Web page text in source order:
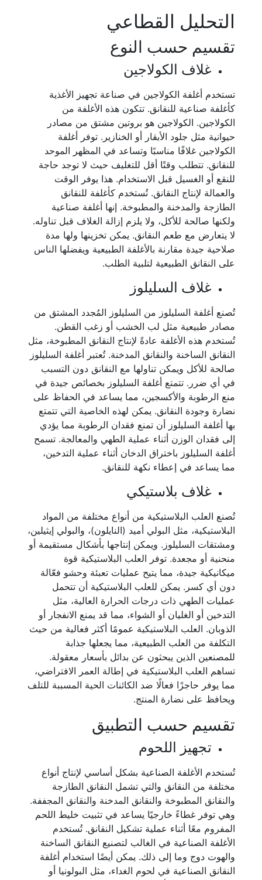
التحليل القطاعي
تقسيم حسب النوع
غلاف الكولاجين
تستخدم أغلفة الكولاجين في صناعة تجهيز الأغذية
كأغلفة صناعية للنقانق. تتكون هذه الأغلفة من
الكولاجين. الكولاجين هو بروتين مشتق من مصادر
حيوانية مثل جلود الأبقار أو الخنازير. توفر أغلفة
الكولاجين غلافًا مناسبًا وتساعد في المظهر الموحد
للنقانق. تتطلب وقتًا أقل للتغليف حيث لا توجد حاجة
للنقع أو الغسيل قبل الاستخدام. هذا يوفر الوقت
والعمالة لإنتاج النقانق. تُستخدم كأغلفة للنقانق
الطازجة والمدخنة والمطبوخة. إنها أغلفة صناعية
ولكنها صالحة للأكل، ولا يلزم إزالة الغلاف قبل تناوله.
لا يتعارض مع طعم النقانق. يمكن تخزينها ولها مدة
صلاحية جيدة مقارنة بالأغلفة الطبيعية ويفضلها الناس
على النقانق الطبيعية لتلبية الطلب.
غلاف السليلوز
تُصنع أغلفة السليلوز من السليلوز المُجدد المشتق من
مصادر طبيعية مثل لب الخشب أو زغب القطن.
تُستخدم هذه الأغلفة عادةً لإنتاج النقانق المطبوخة، مثل
النقانق الساخنة والنقانق المدخنة. تُعتبر أغلفة السليلوز
صالحة للأكل ويمكن تناولها مع النقانق دون التسبب
في أي ضرر. تتمتع أغلفة السليلوز بخصائص جيدة في
منع الرطوبة والأكسجين، مما يساعد في الحفاظ على
نضارة وجودة النقانق. يمكن لهذه الخاصية التي تتمتع
بها أغلفة السليلوز أن تمنع فقدان الرطوبة مما يؤدي
إلى فقدان الوزن أثناء عملية الطهي والمعالجة. تسمح
أغلفة السليلوز باختراق الدخان أثناء عملية التدخين،
مما يساعد في إعطاء نكهة للنقانق.
غلاف بلاستيكي
تُصنع العلب البلاستيكية من أنواع مختلفة من المواد
البلاستيكية، مثل البولي أميد (النايلون)، والبولي إيثيلين،
ومشتقات السليلوز. ويمكن إنتاجها بأشكال مستقيمة أو
منحنية أو مجعدة. توفر العلب البلاستيكية قوة
ميكانيكية جيدة، مما يتيح عمليات تعبئة وحشو فعّالة
دون أي كسر. يمكن للعلب البلاستيكية أن تتحمل
عمليات الطهي ذات درجات الحرارة العالية، مثل
التدخين أو الغليان أو الشواء، مما قد يمنع الانفجار أو
الذوبان. العلب البلاستيكية عمومًا أكثر فعالية من حيث
التكلفة من العلب الطبيعية، مما يجعلها جذابة
للمصنعين الذين يبحثون عن بدائل بأسعار معقولة.
تساهم العلب البلاستيكية في إطالة العمر الافتراضي،
مما يوفر حاجزًا فعالًا ضد الكائنات الحية المسببة للتلف
ويحافظ على نضارة المنتج.
تقسيم حسب التطبيق
تجهيز اللحوم
تُستخدم الأغلفة الصناعية بشكل أساسي لإنتاج أنواع
مختلفة من النقانق والتي تشمل النقانق الطازجة
والنقانق المطبوخة والنقانق المدخنة والنقانق المجففة.
وهي توفر غطاءً خارجيًا يساعد في تثبيت خليط اللحم
المفروم معًا أثناء عملية تشكيل النقانق. تُستخدم
الأغلفة الصناعية في الغالب لتصنيع النقانق الساخنة
والهوت دوج وما إلى ذلك. يمكن أيضًا استخدام أغلفة
النقانق الصناعية في لحوم الغداء، مثل البولونيا أو